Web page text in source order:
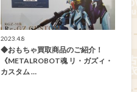
2023.4.8
◆おもちゃ買取商品のご紹介！
《METALROBOT魂 リ・ガズィ・
カスタム …